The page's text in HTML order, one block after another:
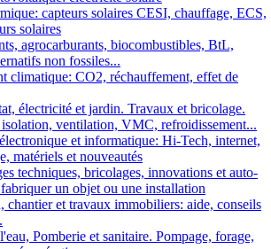
capteurs solaires CESI, chauffage, ECS,
solaires
agrocarburants, biocombustibles, BtL,
non fossiles...
climatique: CO2, réchauffement, effet de
électricité et jardin. Travaux et bricolage.
ventilation, VMC, refroidissement...
et informatique: Hi-Tech, internet,
matériels et nouveautés
techniques, bricolages, innovations et auto-
un objet ou une installation
chantier et travaux immobiliers: aide, conseils
Pomberie et sanitaire. Pompage, forage,